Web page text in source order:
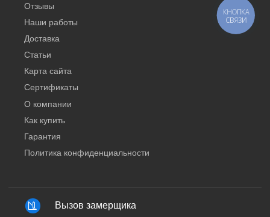
Отзывы
Наши работы
Доставка
Статьи
Карта сайта
Сертификаты
О компании
Как купить
Гарантия
Политика конфиденциальности
Вызов замерщика
КНОПКА
СВЯЗИ